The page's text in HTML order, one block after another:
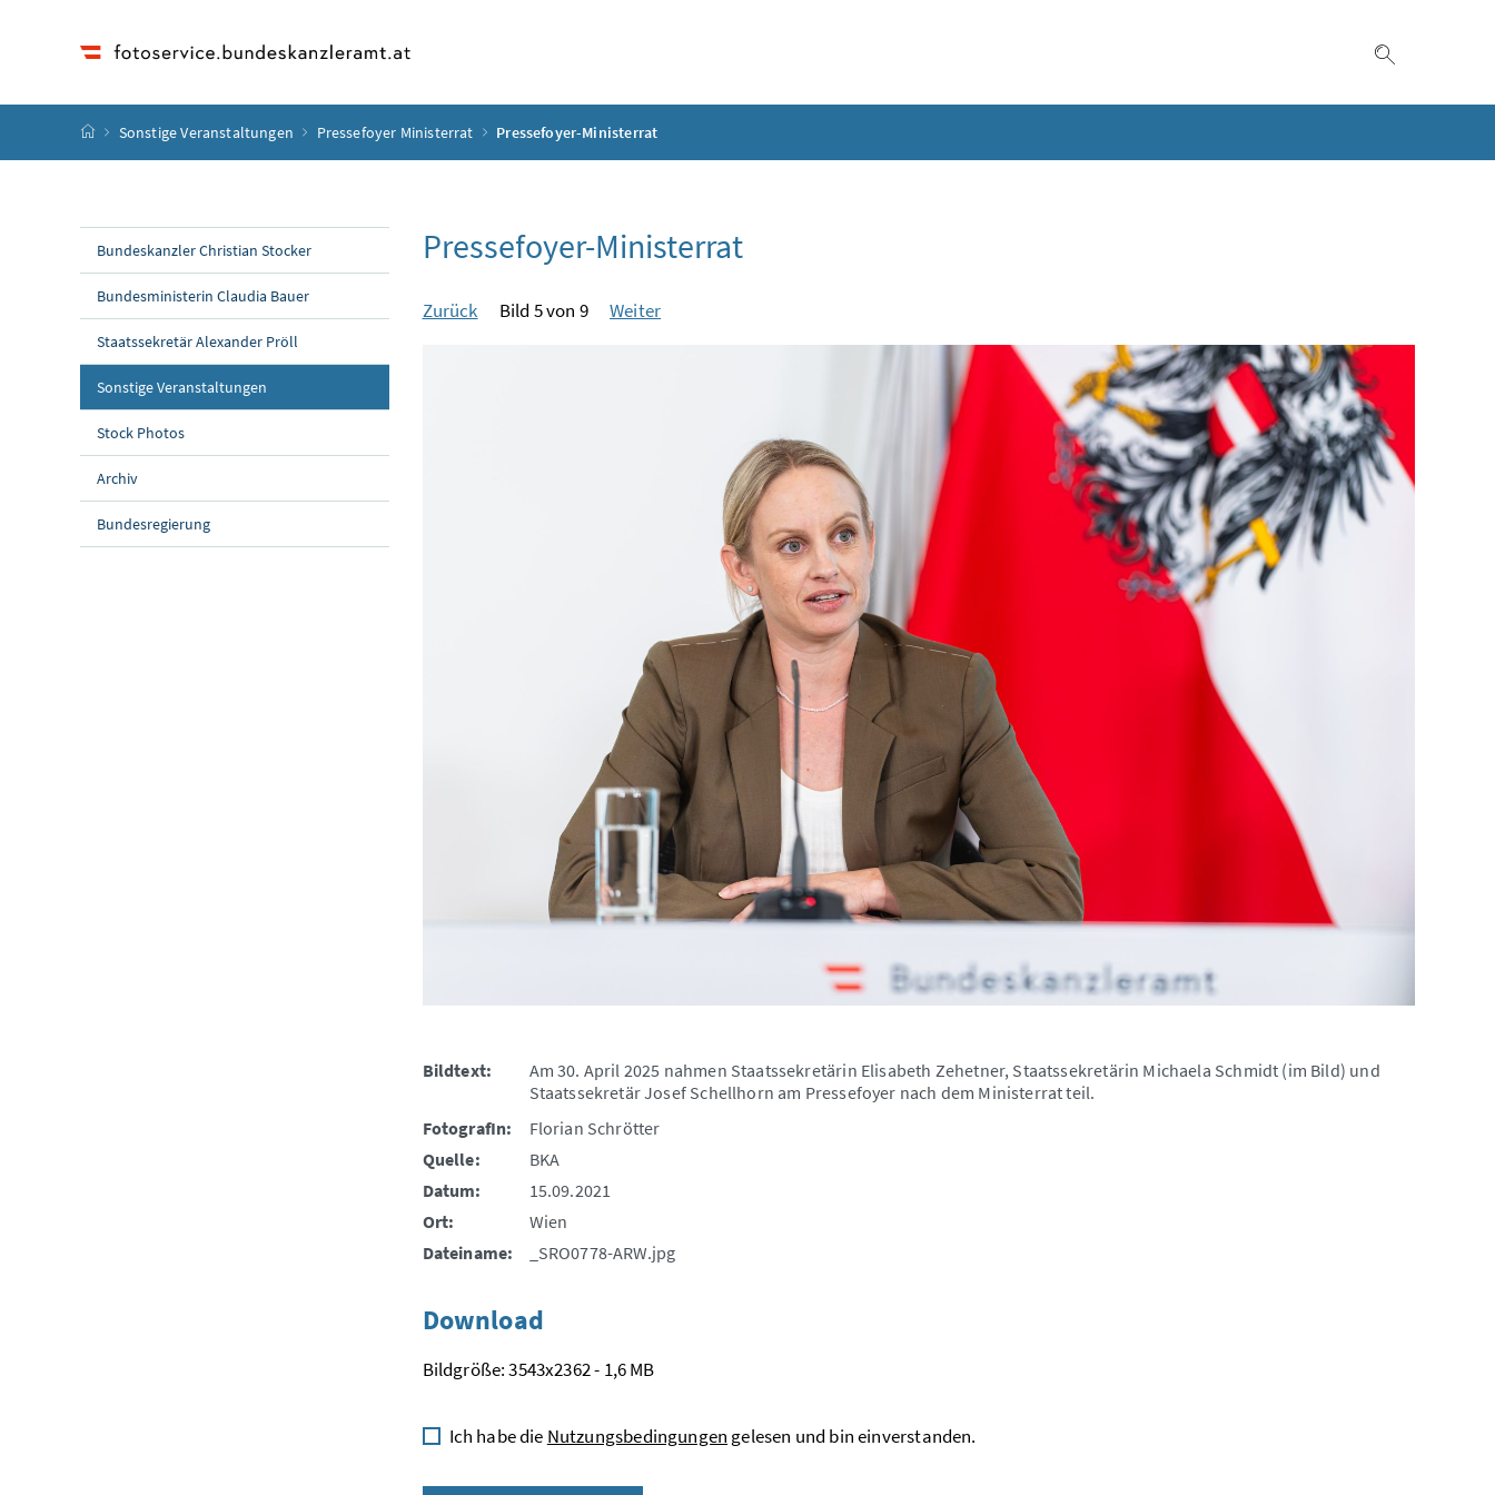
Startseite
Sonstige Veranstaltungen Pressefoyer Ministerrat Pressefoyer-Ministerrat
Bundeskanzler Christian Stocker
Bundesministerin Claudia Bauer
Staatssekretär Alexander Pröll
Sonstige Veranstaltungen
Stock Photos
Archiv
Bundesregierung
Pressefoyer-Ministerrat
Zurück Bild 5 von 9 Weiter
Bildtext:
Am 30. April 2025 nahmen Staatssekretärin Elisabeth Zehetner, Staatssekretärin Michaela Schmidt (im Bild) und
Staatssekretär Josef Schellhorn am Pressefoyer nach dem Ministerrat teil.
FotografIn:
Florian Schrötter
Quelle:
BKA
Datum:
15.09.2021
Ort:
Wien
Dateiname:
_SRO0778-ARW.jpg
Download
Bildgröße: 3543x2362 - 1,6 MB
Ich habe die Nutzungsbedingungen gelesen und bin einverstanden.